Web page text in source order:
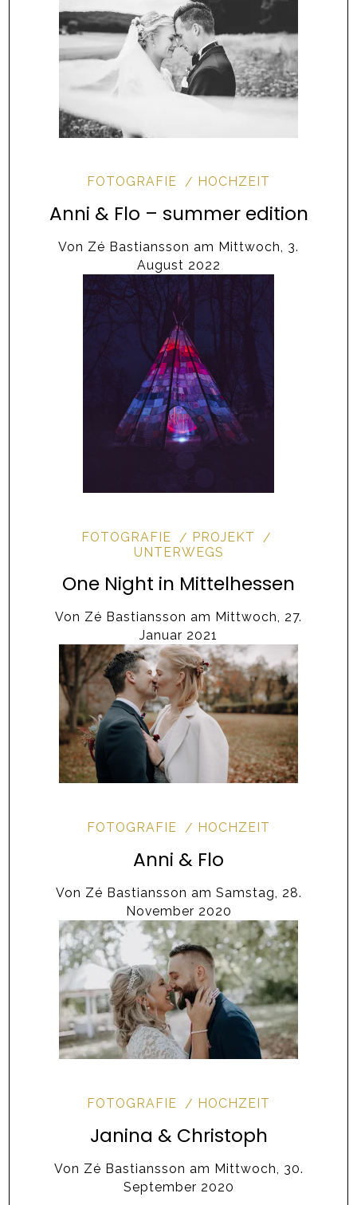
FOTOGRAFIE HOCHZEIT
Anni & Flo – summer edition
Von Zé Bastiansson am Mittwoch, 3.
August 2022
FOTOGRAFIE
PROJEKT
UNTERWEGS
One Night in Mittelhessen
Von Zé Bastiansson am Mittwoch, 27.
Januar 2021
FOTOGRAFIE HOCHZEIT
Anni & Flo
Von Zé Bastiansson am Samstag, 28.
November 2020
FOTOGRAFIE HOCHZEIT
Janina & Christoph
Von Zé Bastiansson am Mittwoch, 30.
September 2020